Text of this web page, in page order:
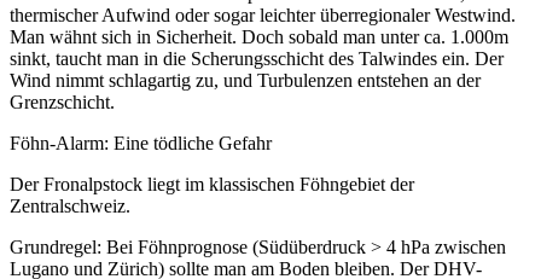
thermischer Aufwind oder sogar leichter überregionaler Westwind.
Man wähnt sich in Sicherheit. Doch sobald man unter ca. 1.000m
sinkt, taucht man in die Scherungsschicht des Talwindes ein. Der
Wind nimmt schlagartig zu, und Turbulenzen entstehen an der
Grenzschicht.
Föhn-Alarm: Eine tödliche Gefahr
Der Fronalpstock liegt im klassischen Föhngebiet der
Zentralschweiz.
Grundregel: Bei Föhnprognose (Südüberdruck > 4 hPa zwischen
Lugano und Zürich) sollte man am Boden bleiben. Der DHV-